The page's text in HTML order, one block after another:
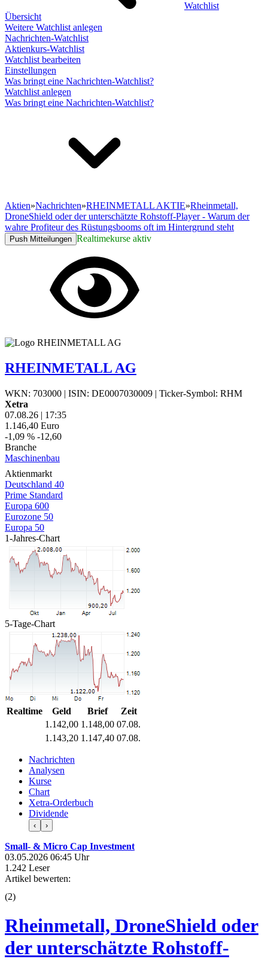
Watchlist
Übersicht
Weitere Watchlist anlegen
Nachrichten-Watchlist
Aktienkurs-Watchlist
Watchlist bearbeiten
Einstellungen
Was bringt eine Nachrichten-Watchlist?
Watchlist anlegen
Was bringt eine Nachrichten-Watchlist?
Aktien»Nachrichten»RHEINMETALL AKTIE»Rheinmetall,
DroneShield oder der unterschätzte Rohstoff-Player - Warum der
wahre Profiteur des Rüstungsbooms oft im Hintergrund steht
Push Mitteilungen Realtimekurse aktiv
RHEINMETALL AG
WKN: 703000 | ISIN: DE0007030009 | Ticker-Symbol: RHM
Xetra
07.08.26 | 17:35
1.146,40 Euro
-1,09 % -12,60
Branche
Maschinenbau
Aktienmarkt
Deutschland 40
Prime Standard
Europa 600
Eurozone 50
Europa 50
1-Jahres-Chart
5-Tage-Chart
Realtime Geld Brief
Zeit
1.142,00 1.148,00 07.08.
1.143,20 1.147,40 07.08.
Nachrichten
Analysen
Kurse
Chart
Xetra-Orderbuch
Dividende
‹ ›
Small- & Micro Cap Investment
03.05.2026 06:45 Uhr
1.242 Leser
Artikel bewerten:
(2)
Rheinmetall, DroneShield oder
der unterschätzte Rohstoff-